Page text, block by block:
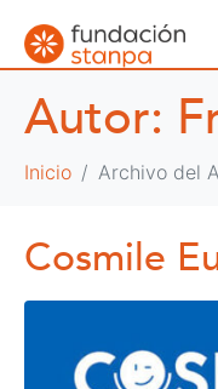
Autor:
Inicio Archivo del
Cosmile